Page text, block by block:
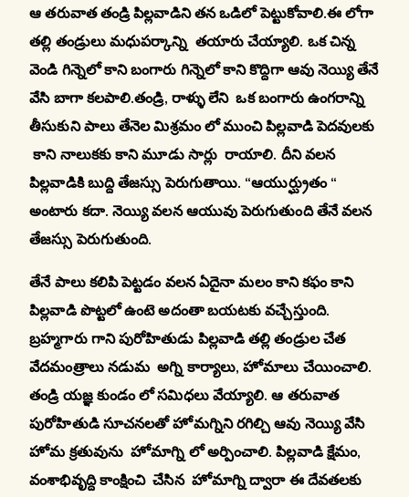
ఆ తరువాత తండ్రి పిల్లవాడిని తన ఒడిలో పెట్టుకోవాలి.ఈ లోగా
తల్లి తండ్రులు మధుపర్కాన్ని తయారు చేయ్యాలి. ఒక చిన్న
వెండి గిన్నెలో కాని బంగారు గిన్నెలో కాని కొద్దిగా ఆవు నెయ్యి తేనే
వేసి బాగా కలపాలి.తండ్రి, రాళ్ళు లేని ఒక బంగారు ఉంగరాన్ని
తీసుకుని పాలు తేనెల మిశ్రమం లో ముంచి పిల్లవాడి పెదవులకు
కాని నాలుకకు కాని మూడు సార్లు రాయాలి. దీని వలన
పిల్లవాడికి బుద్ది తేజస్సు పెరుగుతాయి. “ఆయుర్ఘ్రుతం “
అంటారు కదా. నెయ్యి వలన ఆయువు పెరుగుతుంది తేనే వలన
తేజస్సు పెరుగుతుంది.
తేనే పాలు కలిపి పెట్టడం వలన ఏదైనా మలం కాని కఫం కాని
పిల్లవాడి పొట్టలో ఉంటె అదంతా బయటకు వచ్చేస్తుంది.
బ్రహ్మగారు గాని పురోహితుడు పిల్లవాడి తల్లి తండ్రుల చేత
వేదమంత్రాలు నడుమ అగ్ని కార్యాలు, హోమాలు చేయించాలి.
తండ్రి యజ్ఞ కుండం లో సమిధలు వేయ్యాలి. ఆ తరువాత
పురోహితుడి సూచనలతో హోమగ్నిని రగిల్చి ఆవు నెయ్యి వేసి
హోమ క్రతువును హోమాగ్ని లో అర్పించాలి. పిల్లవాడి క్షేమం,
వంశాభివృద్ది కాంక్షించి చేసిన హోమాగ్ని ద్వారా ఈ దేవతలకు